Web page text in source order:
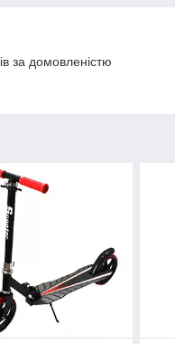
за домовленістю